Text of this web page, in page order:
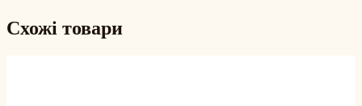
Схожі товари